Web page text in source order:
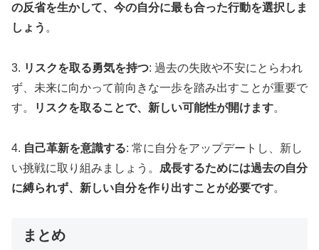
の反省を生かして、今の自分に最も合った行動を選択しま
しょう 。
3. リスクを取る勇気を持つ: 過去の失敗や不安にとらわれ
ず、未来に向かって前向きな一歩を踏み出すことが重要で
す。
リスクを取ることで、新しい可能性が開けます。
4. 自己革新を意識する: 常に自分をアップデートし、新し
い挑戦に取り組みましょう。 成長するためには過去の自分
に縛られず、新しい自分を作り出すことが必要です。
まとめ